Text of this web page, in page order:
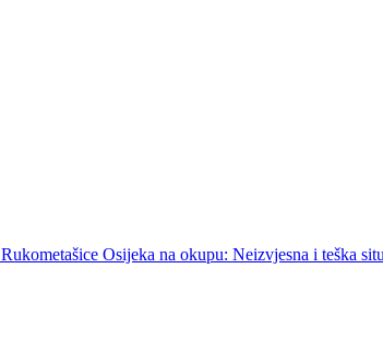
Rukometašice Osijeka na okupu: Neizvjesna i teška